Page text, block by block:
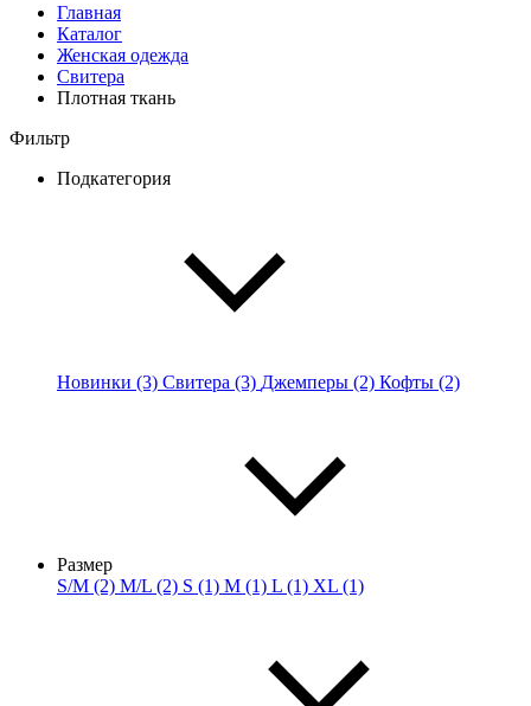
Главная
Каталог
Женская одежда
Свитера
Плотная ткань
Фильтр
Подкатегория
Новинки (3) Свитера (3) Джемперы (2) Кофты (2)
Размер
S/M (2) M/L (2) S (1) M (1) L (1) XL (1)